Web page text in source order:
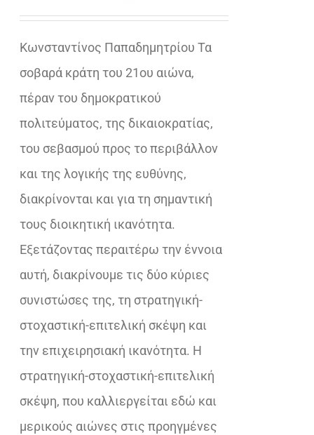
Κωνσταντίνος Παπαδημητρίου Τα
σοβαρά κράτη του 21ου αιώνα,
πέραν του δημοκρατικού
πολιτεύματος, της δικαιοκρατίας,
του σεβασμού προς το περιβάλλον
και της λογικής της ευθύνης,
διακρίνονται και για τη σημαντική
τους διοικητική ικανότητα.
Εξετάζοντας περαιτέρω την έννοια
αυτή, διακρίνουμε τις δύο κύριες
συνιστώσες της, τη στρατηγική-
στοχαστική-επιτελική σκέψη και
την επιχειρησιακή ικανότητα. Η
στρατηγική-στοχαστική-επιτελική
σκέψη, που καλλιεργείται εδώ και
μερικούς αιώνες στις προηγμένες